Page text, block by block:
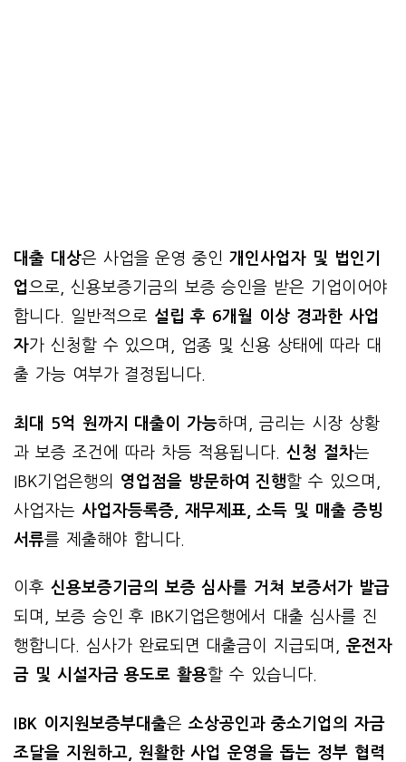
대출 대상은 사업을 운영 중인개인사업자 및 법인기
업으로, 신용보증기금의 보증 승인을 받은 기업이어야
합니다. 일반적으로 설립 후 6개월 이상 경과한 사업
자가 신청할 수 있으며, 업종 및 신용 상태에 따라 대
출 가능 여부가 결정됩니다.
최대 5억 원까지 대출이 가능하며, 금리는 시장 상황
과 보증 조건에 따라 차등 적용됩니다. 신청 절차는
IBK기업은행의 영업점을 방문하여 진행할 수 있으며,
사업자는 사업자등록증, 재무제표, 소득 및 매출 증빙
서류를 제출해야 합니다.
이후 신용보증기금의 보증 심사를 거쳐 보증서가 발급
되며, 보증 승인 후 IBK기업은행에서 대출 심사를 진
행합니다. 심사가 완료되면 대출금이 지급되며, 운전자
금 및 시설자금 용도로 활용할 수 있습니다.
IBK 이지원보증부대출은 소상공인과 중소기업의 자금
조달을 지원하고, 원활한 사업 운영을 돕는 정부 협력